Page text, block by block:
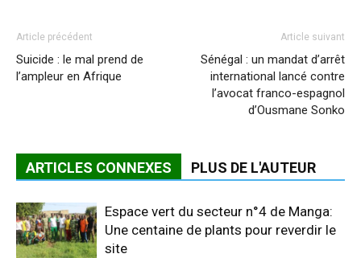
Article précédent
Suicide : le mal prend de
l’ampleur en Afrique
Article suivant
Sénégal : un mandat d’arrêt
international lancé contre
l’avocat franco-espagnol
d’Ousmane Sonko
ARTICLES CONNEXES PLUS DE L'AUTEUR
Espace vert du secteur n°4 de Manga:
Une centaine de plants pour reverdir le
site